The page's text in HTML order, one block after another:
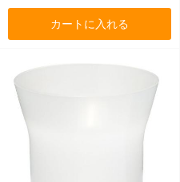
カートに入れる